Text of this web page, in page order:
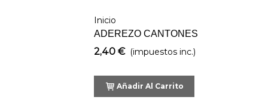
Inicio
ADEREZO CANTONES
2,40 € (impuestos inc.)
Añadir Al Carrito